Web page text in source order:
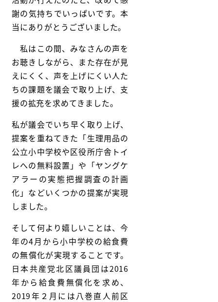
謝の気持ちでいっぱいです。本
当にありがとうございました。
私はこの間、みなさんの声を
お聴きしながら、また存在が見
えにくく、声を上げにくい人た
ちの課題を議会で取り上げ、支
援の拡充を求めてきました。
私が議会でいち早く取り上げ、
提案を重ねてきた「生理用品の
公立小中学校や区役所庁舎トイ
レへの無料設置」や「ヤングケ
アラーの実態把握調査の計画
化」などいくつかの提案が実現
しました。
そして何より嬉しいことは、今
年の4月から小中学校の給食費
の無償化が実現することです。
日本共産党北区議員団は2016
年から給食費無償化を求め、
2019年２月には八巻直人前区